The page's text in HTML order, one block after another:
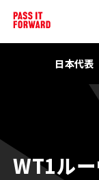
日本代表
WT1ル